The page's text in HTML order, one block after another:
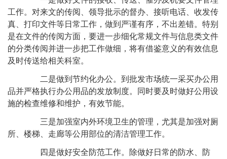
工作。对来文的传阅、领导批示的督办、接听电话、收发传
真、打印文件等日常工作，做到严谨有序，不出差错。特别
是在文件的传阅方面，要进一步细化常规文件与信息类文件
的分类传阅并进一步把工作做细，将有借鉴意义的有效信息
及时传送给相关科室。
二是做到节约化办公。到批发市场统一采买办公用
品并严格执行办公用品的发放制度。同时要及时做好公用设
施的检查维修和维护，有效节能。
三是加强室内外环境卫生的管理，尤其是加强对厕
所、楼梯、走廊等公用部位的清洁管理工作。
四是做好安全防范工作。除做好日常的防水、防